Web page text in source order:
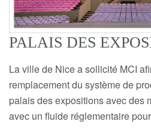
PALAIS DES
La ville de Nice a sollicité MCI
remplacement du système de
palais des expositions avec des
avec un fluide réglementaire